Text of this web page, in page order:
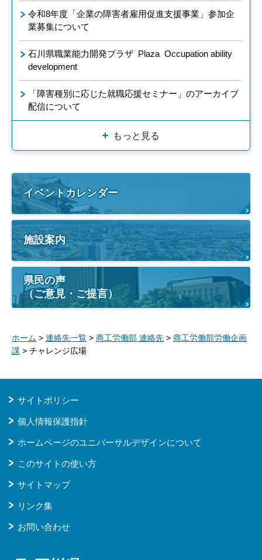
令和8年度「企業の障害者雇用促進支援事業」参加企
業募集について
石川県職業能力開発プラザ Plaza Occupation ability
development
「障害種別に応じた就職応援セミナー」のアーカイブ
配信について
もっと見る
イベントカレンダー
施設案内
県民の声
（ご意見・ご提言）
ホーム > 連絡先一覧 > 商工労働部 連絡先 > 商工労働部労働企画
課 > チャレンジ広場
サイトポリシー
個人情報保護指針
ホームページのユニバーサルデザインについて
このサイトの使い方
サイトマップ
リンク集
お問い合わせ